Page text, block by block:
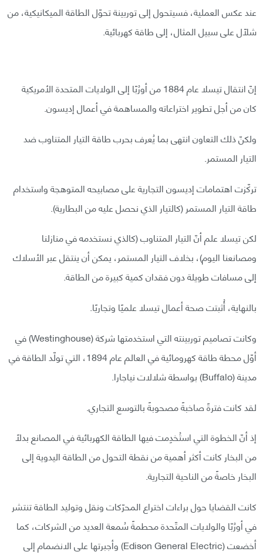
عند عكس العملية، فسيتحول إلى توربينة تحوّل الطاقة الميكانيكية، من
شلّال على سبيل المثال، إلى طاقة كهربائية.
إنّ انتقال تيسلا عام 1884 من أورُبّا إلى الولايات المتحدة الأمريكية
كان من أجل تطوير اختراعاته والمساهمة في أعمال إديسون.
ولكنّ ذلك التعاون انتهى بما يُعرف بحرب طاقة التيار المتناوب ضد
التيار المستمر.
تركّزت اهتمامات إديسون التجارية على مصابيحه المتوهجة واستخدام
طاقة التيار المستمر (كالتيار الذي نحصل عليه من البطارية).
لكن تيسلا علم أنّ التيار المتناوب (كالذي نستخدمه في منازلنا
ومصانعنا اليوم)، بخلاف التيار المستمر، يمكن أن ينتقل عبر الأسلاك
إلى مسافات طويلة دون فقدان كمية كبيرة من الطاقة.
بالنهاية، أُثبتت صحة أعمال تيسلا علميًا وتجاريًا.
وكانت تصاميم توربينته التي استخدمتها شركة (Westinghouse) في
أوّل محطة طاقة كهرومائية في العالم عام 1894، التي تولّد الطاقة في
مدينة (Buffalo) بواسطة شلالات نياجارا.
لقد كانت فترةً صاخبةً مصحوبةً بالتوسع التجاري.
إذ أنّ الخطوة التي استُخدِمت فيها الطاقة الكهربائية في المصانع بدلًا
من البخار كانت أكثر أهمية من نقطة التحول من الطاقة اليدوية إلى
البخار خاصةً من الناحية التجارية.
كانت القضايا حول براءات اختراع المحرّكات ونقل وتوليد الطاقة تنتشر
في أورُبّا والولايات المتّحدة محطمةً سُمعة العديد من الشركات، كما
أخضعت (Edison General Electric) وأجبرتها على الانضمام إلى